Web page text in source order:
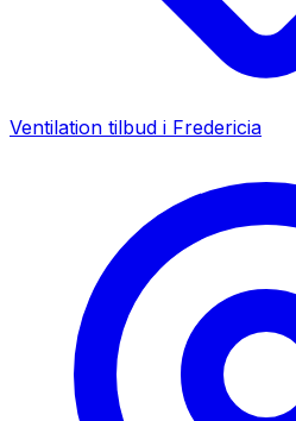
Ventilation tilbud i Fredericia